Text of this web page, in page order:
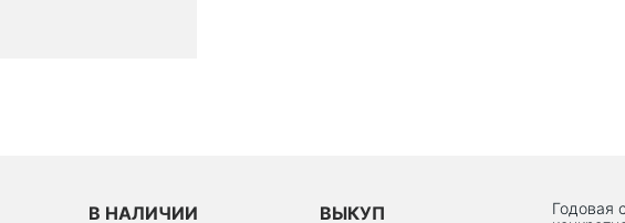
В НАЛИЧИИ ВЫКУП
Годовая